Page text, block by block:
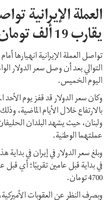
العملة الإيرانية
يقارب 19 ألف تومان
تواصل العملة الإيرانية انهيارها
اليوم الخميس.
بالارتفاع خلال الأيام الماضية،
ولبنان، حيث يشهد البلدان
عملتهما الوطنية.
في بداية قبل عامين تقريبًا؛ أي قبل
4700 تومان.